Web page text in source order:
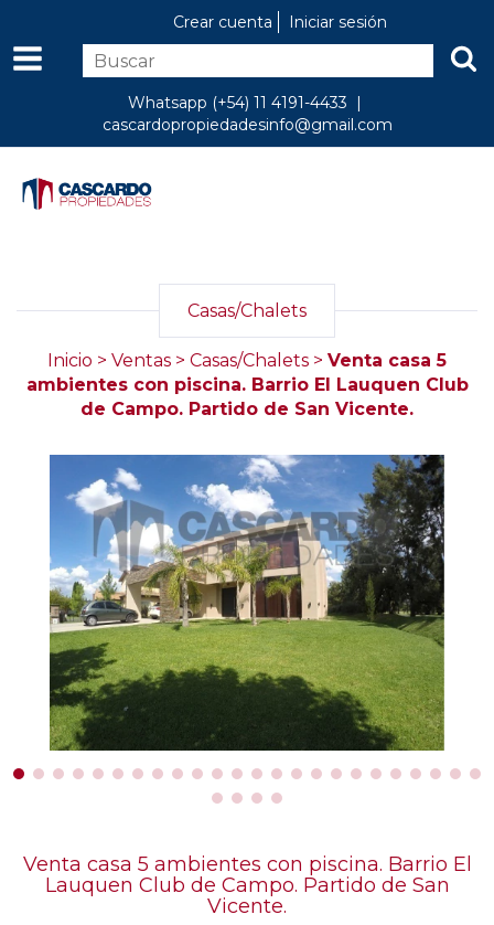
Crear cuenta Iniciar sesión
Whatsapp (+54) 11 4191-4433 |
cascardopropiedadesinfo@gmail.com
Casas/Chalets
Inicio > Ventas > Casas/Chalets > Venta casa 5
ambientes con piscina. Barrio El Lauquen Club
de Campo. Partido de San Vicente.
Venta casa 5 ambientes con piscina. Barrio El
Lauquen Club de Campo. Partido de San
Vicente.